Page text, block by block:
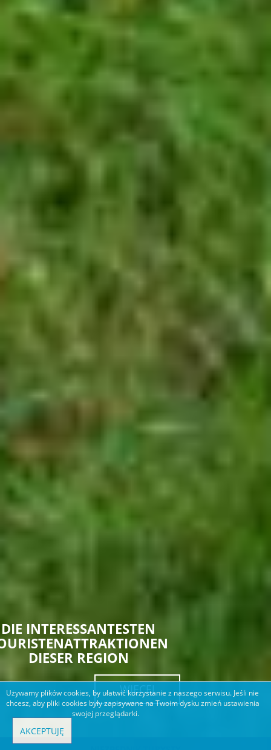
DIE INTERESSANTESTEN
DIESER REGION
WIĘCEJ
Używamy plików cookies, by ułatwić korzystanie z naszego serwisu. Jeśli nie
chcesz, aby pliki cookies były zapisywane na Twoim dysku zmień ustawienia
swojej przeglądarki.
AKCEPTUJĘ